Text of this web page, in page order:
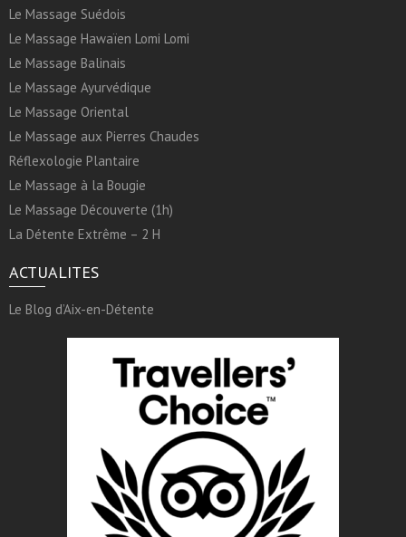
Le Massage Suédois
Le Massage Hawaïen Lomi Lomi
Le Massage Balinais
Le Massage Ayurvédique
Le Massage Oriental
Le Massage aux Pierres Chaudes
Réflexologie Plantaire
Le Massage à la Bougie
Le Massage Découverte (1h)
La Détente Extrême – 2 H
ACTUALITES
Le Blog d’Aix-en-Détente